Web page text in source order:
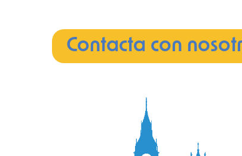
Contacta con